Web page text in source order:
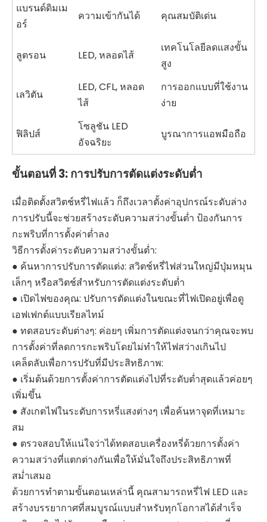
แบรนด์ดิมเม
อร์
ความเข้ากันได้ คุณสมบัติเด่น
ลูตรอน LED, หลอดไส้
เทคโนโลยีลดแสงขั้น
สูง
เลวิตัน
LED, CFL, หลอด
ไส้
การออกแบบที่ใช้งาน
ง่าย
ฟิลิปส์
โซลูชัน LED
อัจฉริยะ
บูรณาการแอพมือถือ
ขั้นตอนที่ 3: การปรับการตัดแต่งระดับต่ำ
เมื่อติดตั้งสวิตช์หรี่ไฟแล้ว ก็ถึงเวลาตั้งค่าอุปกรณ์ระดับล่าง
การปรับนี้จะช่วยสร้างระดับความสว่างขั้นต่ำ ป้องกันการ
กะพริบที่การตั้งค่าต่ำลง
วิธีการตั้งค่าระดับความสว่างขั้นต่ำ:
● ค้นหาการปรับการตัดแต่ง: สวิตช์หรี่ไฟส่วนใหญ่มีปุ่มหมุน
เล็กๆ หรือสวิตช์สำหรับการตัดแต่งระดับต่ำ
● เปิดไฟของคุณ: ปรับการตัดแต่งในขณะที่ไฟเปิดอยู่เพื่อดู
เอฟเฟกต์แบบเรียลไทม์
● ทดสอบระดับต่างๆ: ค่อยๆ เพิ่มการตัดแต่งจนกว่าคุณจะพบ
การตั้งค่าที่ลดการกะพริบโดยไม่ทำให้ไฟสว่างเกินไป
เคล็ดลับเพื่อการปรับที่มีประสิทธิภาพ:
● เริ่มต้นด้วยการตั้งค่าการตัดแต่งไปที่ระดับต่ำสุดแล้วค่อยๆ
เพิ่มขึ้น
● สังเกตไฟในระดับการหรี่แสงต่างๆ เพื่อค้นหาจุดที่เหมาะ
สม
● ตรวจสอบให้แน่ใจว่าได้ทดสอบเครื่องหรี่ด้วยการตั้งค่า
ความสว่างที่แตกต่างกันเพื่อให้มั่นใจถึงประสิทธิภาพที่
สม่ำเสมอ
ด้วยการทำตามขั้นตอนเหล่านี้ คุณสามารถหรี่ไฟ LED และ
สร้างบรรยากาศที่สมบูรณ์แบบสำหรับทุกโอกาสได้สำเร็จ